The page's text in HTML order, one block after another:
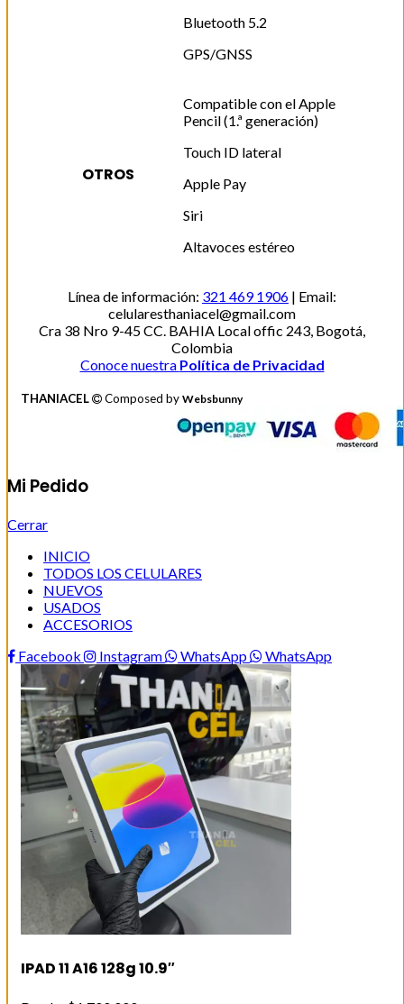
Bluetooth 5.2
GPS/GNSS
OTROS
Compatible con el Apple
Pencil (1.ª generación)
Touch ID lateral
Apple Pay
Siri
Altavoces estéreo
Línea de información: 321 469 1906 | Email:
celularesthaniacel@gmail.com
Cra 38 Nro 9-45 CC. BAHIA Local offic 243, Bogotá,
Colombia
Conoce nuestra Política de Privacidad
THANIACEL Composed by Websbunny
Mi Pedido
Cerrar
INICIO
TODOS LOS CELULARES
NUEVOS
USADOS
ACCESORIOS
Facebook
Instagram WhatsApp WhatsApp
IPAD 11 A16 128g 10.9″